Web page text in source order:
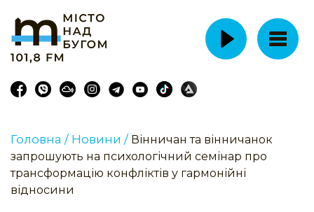
Головна / Новини / Вінничан та вінничанок
запрошують на психологічний семінар про
трансформацію конфліктів у гармонійні
відносини